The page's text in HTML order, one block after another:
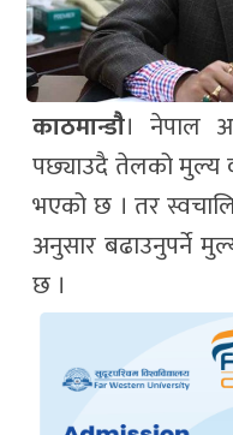
काठमान्डौै। नेपाल
पछ्याउदै तेलको मुल्य
भएको छ । तर
अनुसार बढाउनुपर्ने
छ ।